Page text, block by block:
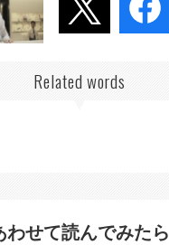
Related words
わせて読んでみたら